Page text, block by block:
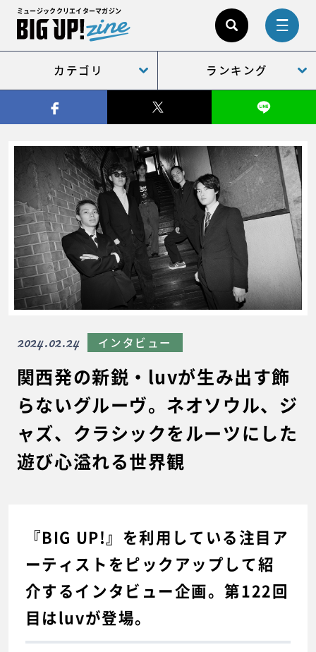
ミュージッククリエイターマガジン
カテゴリ ランキング
関西発の新鋭・luvが生み出す飾
らないグルーヴ。ネオソウル、ジ
ャズ、クラシックをルーツにした
遊び心溢れる世界観
2024.02.24 インタビュー
『BIG UP!』を利用している注目ア
ーティストをピックアップして紹
介するインタビュー企画。第122回
目はluvが登場。